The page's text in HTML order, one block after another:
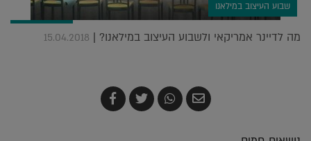
שבוע העיצוב במילאנו
מה לדיינר אמריקאי ולשבוע העיצוב במילאנו? | 15.04.2018
שלח
בדואר
שתף
ב-
צייץ
ב-
שתף
ב-